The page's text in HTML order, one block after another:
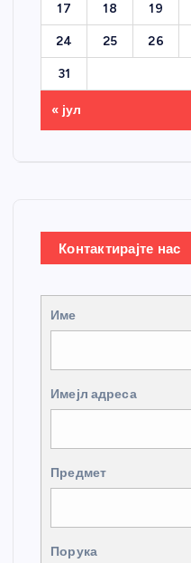
17 18 19
24 25 26
31
« јул
Контактирајте нас
Име
Имејл адреса
Предмет
Порука